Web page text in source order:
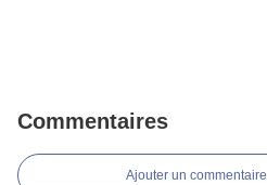
Commentaires
Ajouter un commentaire